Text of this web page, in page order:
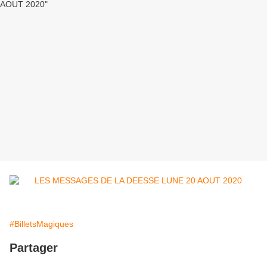
#BilletsMagiques
Partager